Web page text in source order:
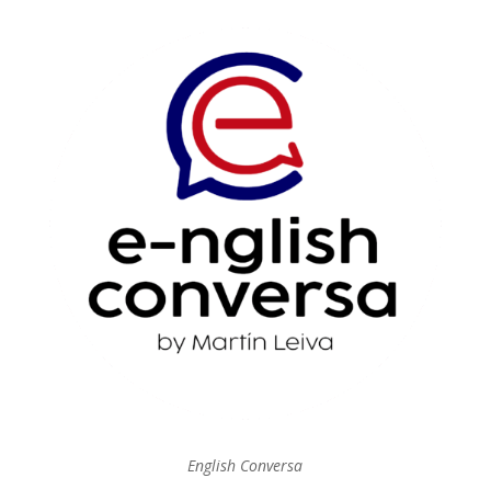
English Conversa